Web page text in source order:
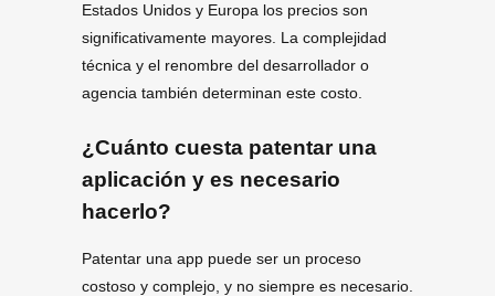
Estados Unidos y Europa los precios son
significativamente mayores. La complejidad
técnica y el renombre del desarrollador o
agencia también determinan este costo.
¿Cuánto cuesta patentar una
aplicación y es necesario
hacerlo?
Patentar una app puede ser un proceso
costoso y complejo, y no siempre es necesario.